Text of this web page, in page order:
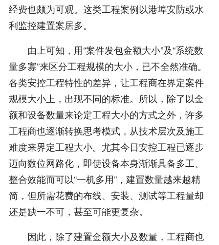
经费也颇为可观。这类工程案例以港埠安防或水
利监控建置案居多。
由上可知，用“案件发包金额大小”及“系统数
量多寡”来区分工程规模的大小，已不全然准确。
各类安控工程特性的差异，让工程商在界定案件
规模大小上，出现不同的标准。所以，除了以金
额和设备数量来论定工程大小的方式之外，许多
工程商也逐渐转换思考模式，从技术层次及施工
难度来界定工程大小。尤其今日安控工程已逐步
迈向数位网路化，即使设备本身渐渐具备多工、
整合效能而可以“一机多用”，建置数量越来越精
简，但所需花费的布线、安装、测试等工程量却
还是缺一不可，甚至可能更复杂。
因此，除了建置金额大小及数量，工程商也